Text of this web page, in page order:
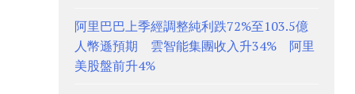
阿里巴巴上季經調整純利跌72%至103.5億
人幣遜預期 雲智能集團收入升34% 阿里
美股盤前升4%